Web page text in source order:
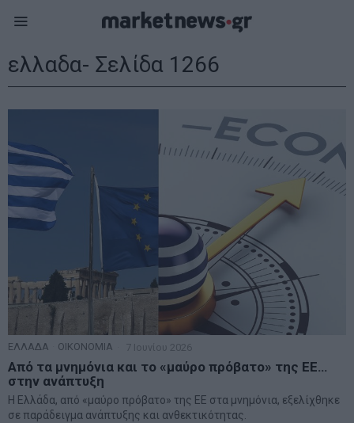
ελλαδα- Σελίδα 1266
ΕΛΛΑΔΑ ΟΙΚΟΝΟΜΙΑ 7 Ιουνίου 2026
Από τα μνημόνια και το «μαύρο πρόβατο» της ΕΕ…
στην ανάπτυξη
Η Ελλάδα, από «μαύρο πρόβατο» της ΕΕ στα μνημόνια, εξελίχθηκε
σε παράδειγμα ανάπτυξης και ανθεκτικότητας.